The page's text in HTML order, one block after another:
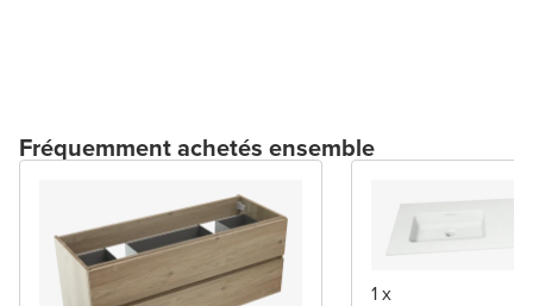
Fréquemment achetés ensemble
1 x